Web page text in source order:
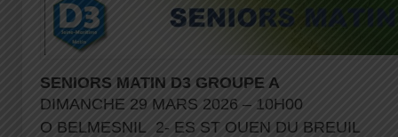
SENIORS MATIN D3 GROUPE A
DIMANCHE 29 MARS 2026 – 10H00
O BELMESNIL 2- ES ST OUEN DU BREUIL